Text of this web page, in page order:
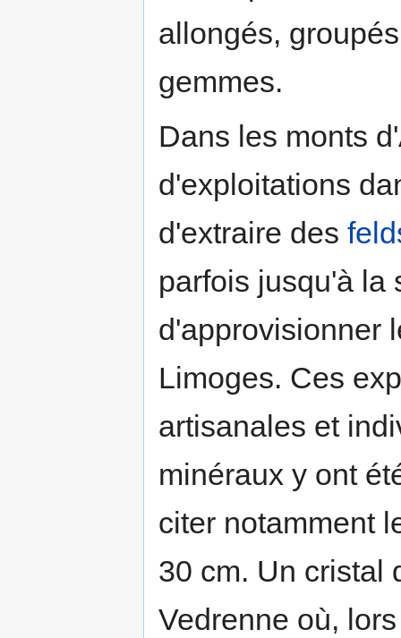
allongés,
gemmes.
Dans les monts
d'exploitations
d'extraire des
parfois jusqu'à la
d'approvisionner
Limoges. Ces
artisanales et
minéraux y ont
citer notamment
30 cm. Un cristal
Vedrenne où,